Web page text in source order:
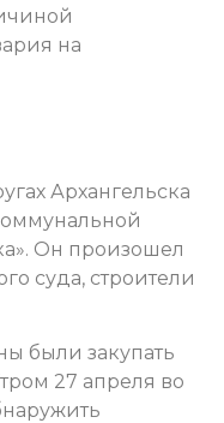
на
Архангельска
Он произошел
суда, строители
были закупать
27 апреля во